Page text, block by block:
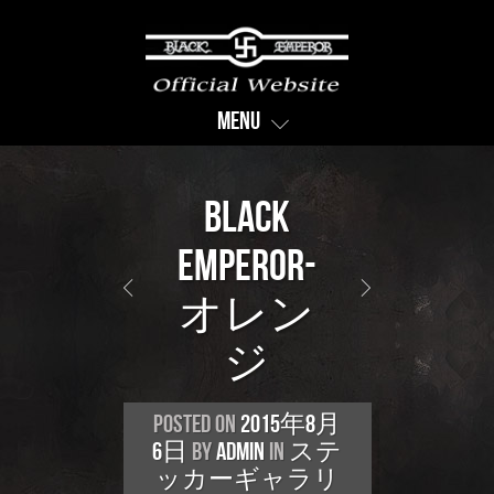
Menu
BLACK
EMPEROR-
オレン
ジ
Posted on 2015年8月
6日 byAdmin in ステ
ッカーギャラリ